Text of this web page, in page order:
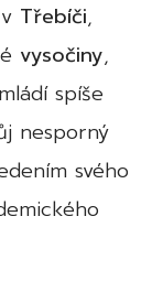
Třebíči,
vysočiny,
spíše
nesporný
svého